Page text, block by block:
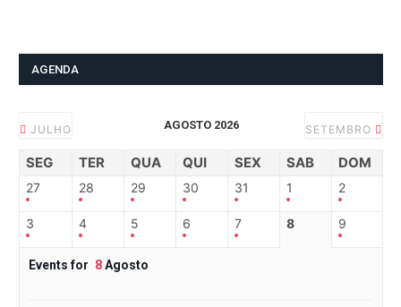
AGENDA
JULHO AGOSTO 2026 SETEMBRO
SEG TER QUA QUI SEX SAB DOM
27 28 29 30 31 1 2
3 4 5 6 7 8 9
Events for 8Agosto